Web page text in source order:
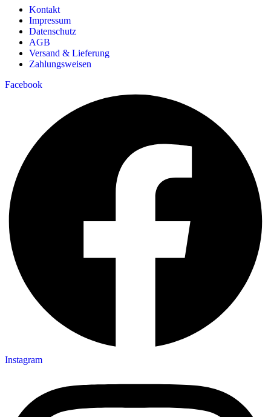
Kontakt
Impressum
Datenschutz
AGB
Versand & Lieferung
Zahlungsweisen
Facebook
Instagram